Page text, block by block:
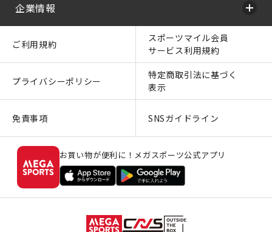
企業情報
ご利用規約
スポーツマイル会員
サービス利用規約
プライバシーポリシー
特定商取引法に基づく
表示
免責事項 SNSガイドライン
お買い物が便利に！メガスポーツ公式アプリ